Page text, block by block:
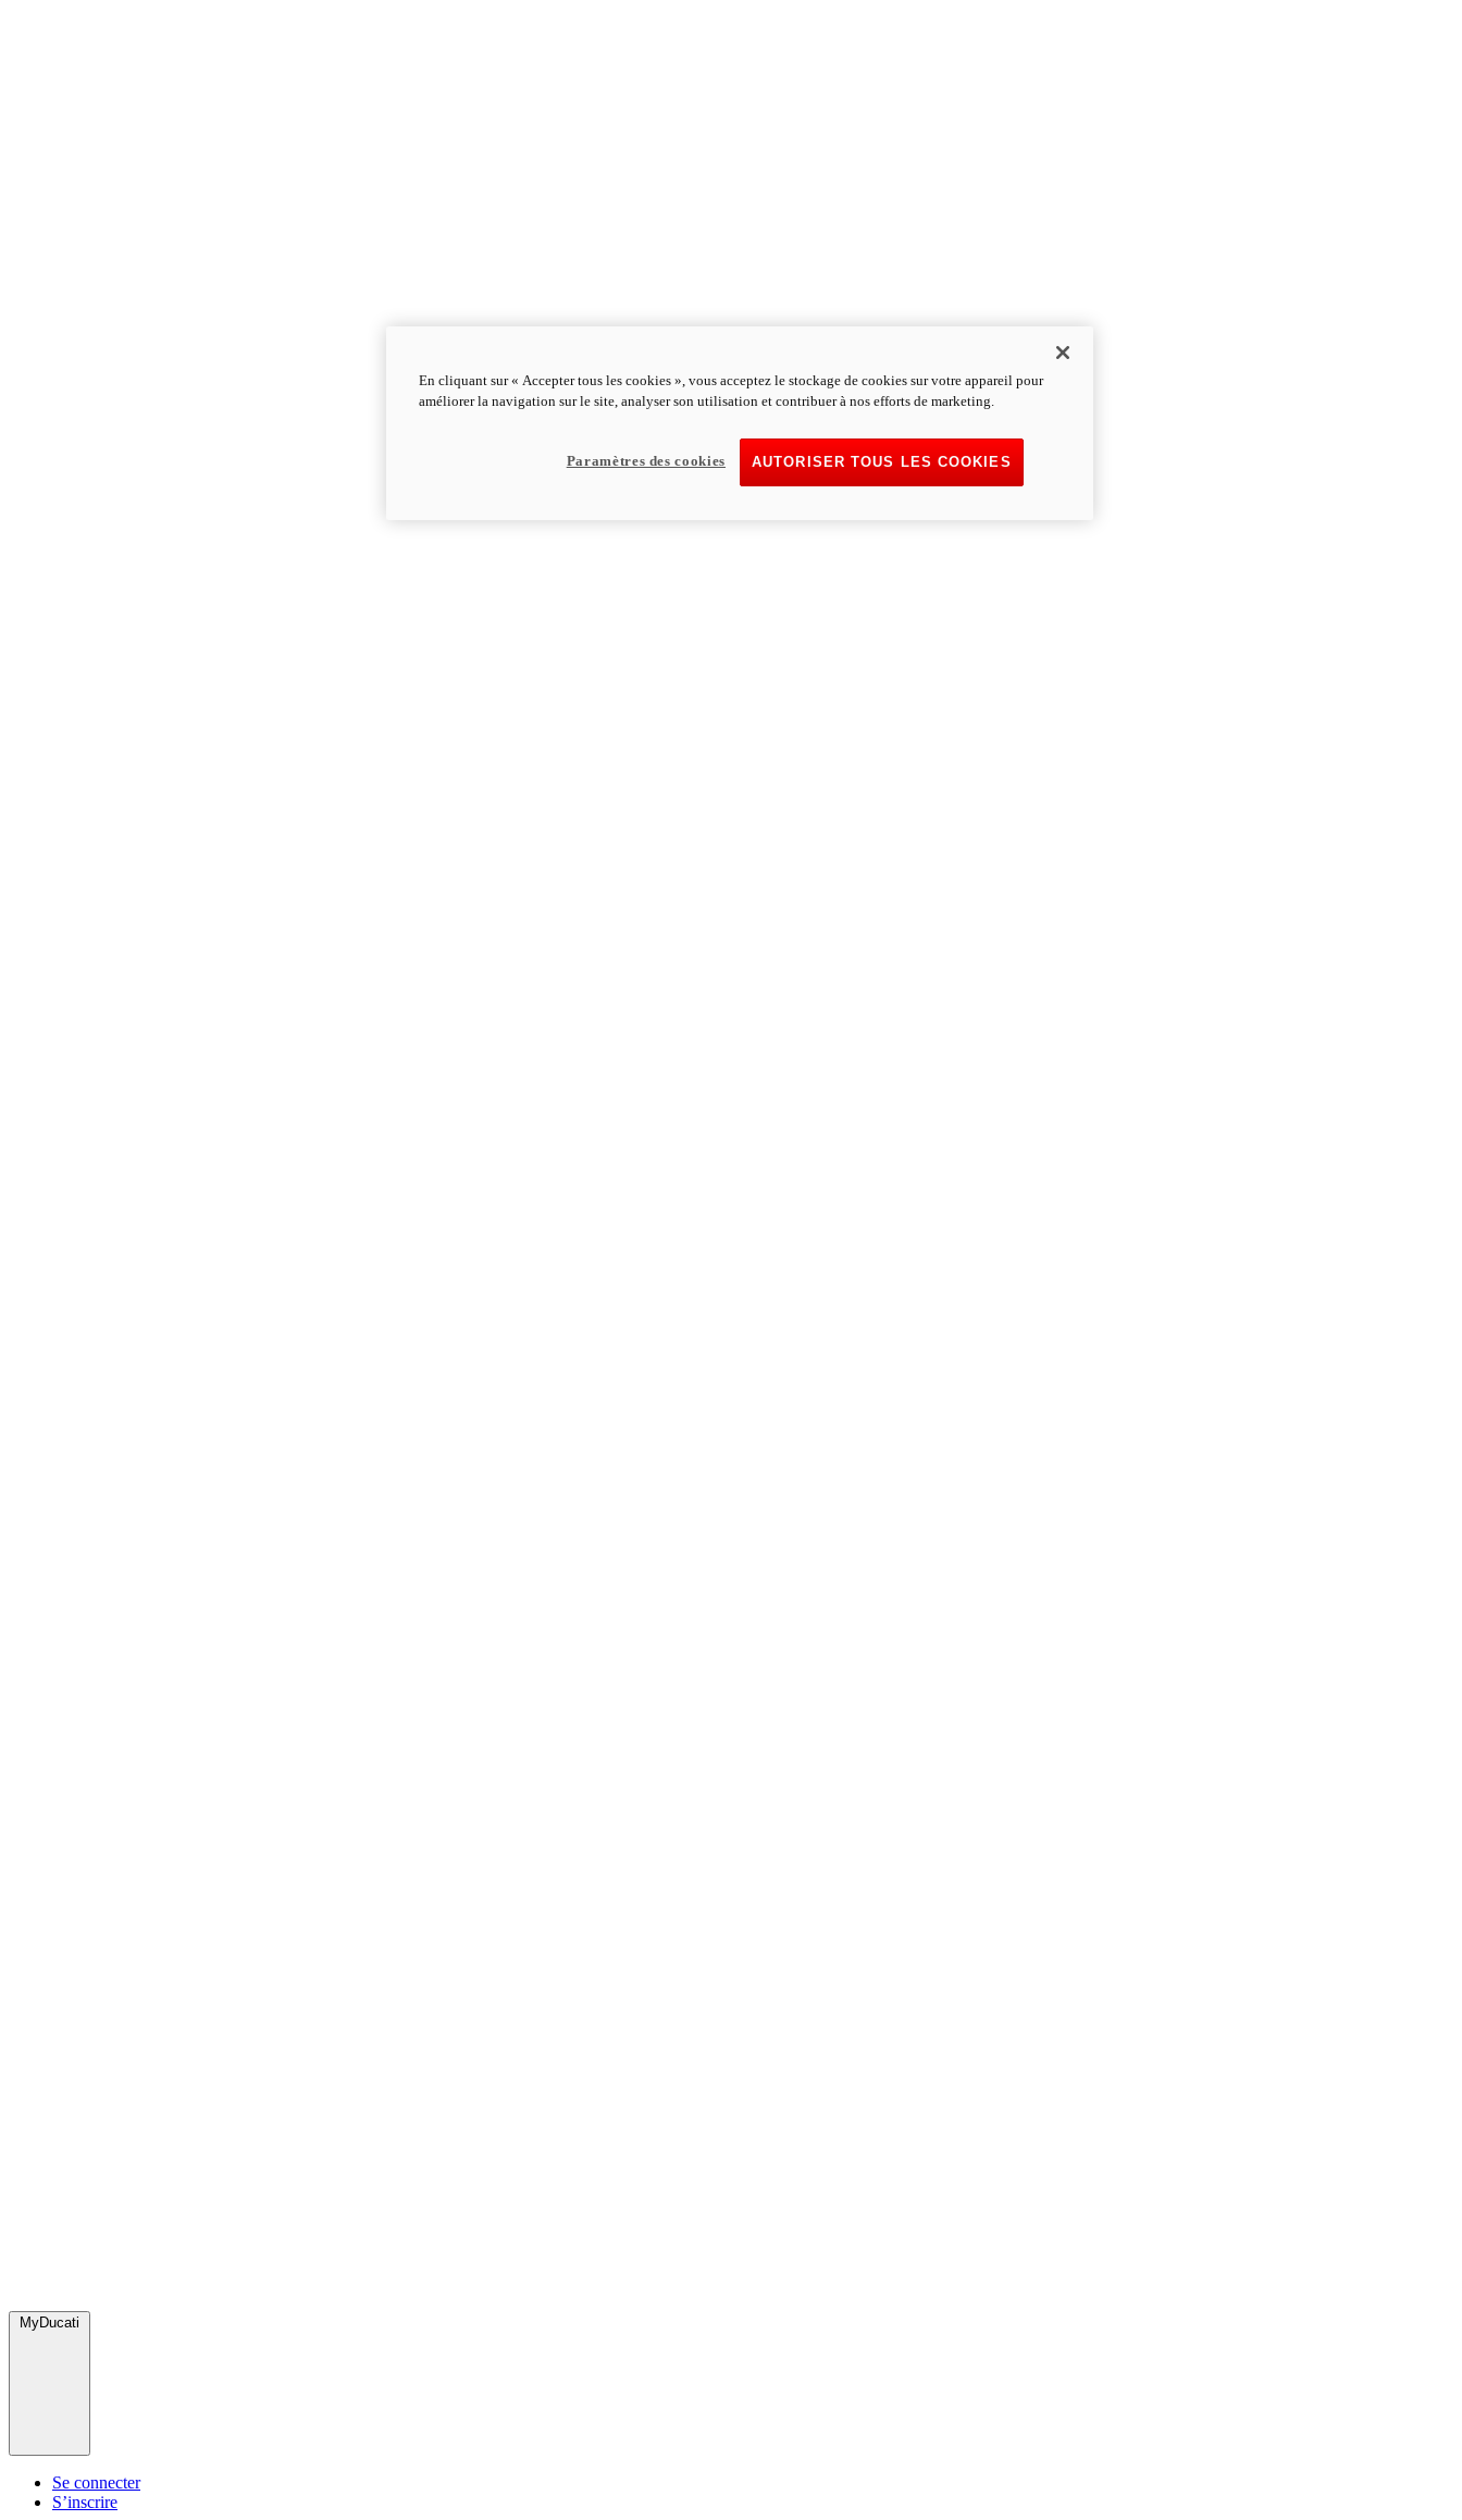
MyDucati
Se connecter
S’inscrire
En cliquant sur « Accepter tous les cookies », vous acceptez le stockage de cookies sur votre appareil pour
améliorer la navigation sur le site, analyser son utilisation et contribuer à nos efforts de marketing.
AUTORISER TOUS LES COOKIES
Paramètres des cookies